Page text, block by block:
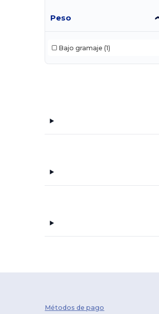
Peso
Bajo gramaje (1)
Métodos de pago